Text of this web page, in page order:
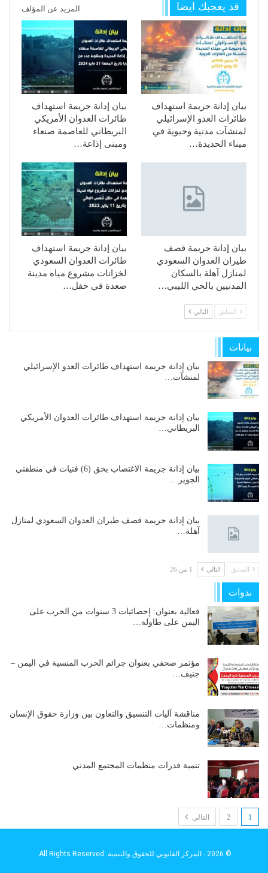
قد يعجبك ايضا المزيد عن المؤلف
بيان إدانة جريمة استهداف
طائرات العدو الإسرائيلي
لمنشآت مدنية وحيوية في
ميناء الحديدة…
بيان إدانة جريمة استهداف
طائرات العدوان الأمريكي
البريطاني للعاصمة صنعاء
ومبنى إذاعة…
بيان إدانة جريمة قصف
طيران العدوان السعودي
لمنازل آهلة بالسكان
المدنيين بالحي الليبي…
بيان إدانة جريمة استهداف
طائرات العدوان السعودي
لخزانات مشروع مياه مدينة
صعدة في حقل…
السابق التالي
بيانات
بيان إدانة جريمة استهداف طائرات العدو الإسرائيلي
لمنشآت…
بيان إدانة جريمة استهداف طائرات العدوان الأمريكي
البريطاني…
بيان إدانة جريمة الاغتصاب بحق (6) فتيات في منطقتي
الجوير…
بيان إدانة جريمة قصف طيران العدوان السعودي لمنازل
آهلة…
السابق التالي 1 من 26
ندوات
فعالية بعنوان: إحصائيات 3 سنوات من الحرب على
اليمن على طاولة…
مؤتمر صحفي بعنوان جرائم الحرب المنسية في اليمن –
جنيف…
مناقشة آليات التنسيق والتعاون بين وزارة حقوق الإنسان
ومنظمات…
تنمية قدرات منظمات المجتمع المدني
1
2 التالي
© 2026 - المركز القانوني للحقوق والتنمية. All Rights Reserved.